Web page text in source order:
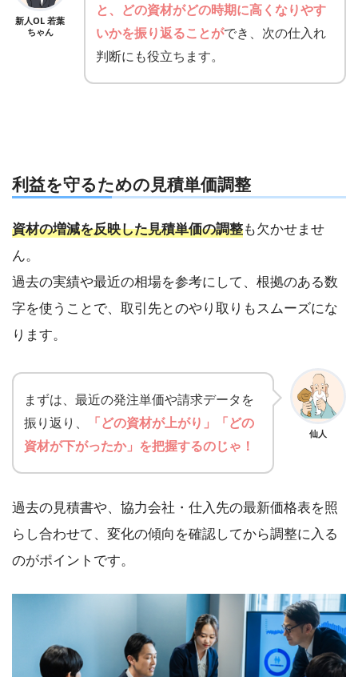
新人OL 若葉
ちゃん
と、どの資材がどの時期に高くなりやす
いかを振り返ることができ、次の仕入れ
判断にも役立ちます。
利益を守るための見積単価調整
資材の増減を反映した見積単価の調整も欠かせませ
ん。
過去の実績や最近の相場を参考にして、根拠のある数
字を使うことで、取引先とのやり取りもスムーズにな
ります。
仙人
まずは、最近の発注単価や請求データを
振り返り、
「どの資材が上がり」「どの
資材が下がったか」を把握するのじゃ！
過去の見積書や、協力会社・仕入先の最新価格表を照
らし合わせて、変化の傾向を確認してから調整に入る
のがポイントです。